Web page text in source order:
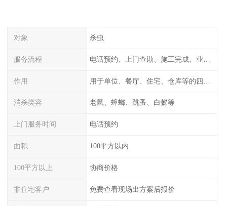
对象 杀虫
服务流程
作用
消杀类容 老鼠、蟑螂、跳蚤、白蚁等
上门服务时间 电话预约
面积 100平方以内
100平方以上 协商价格
非住宅客户 免费查看现场出方案后报价